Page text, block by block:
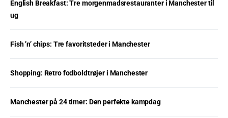
English Breakfast: Tre morgenmadsrestauranter i Manchester til
ug
Fish ’n’ chips: Tre favoritsteder i Manchester
Shopping: Retro fodboldtrøjer i Manchester
Manchester på 24 timer: Den perfekte kampdag